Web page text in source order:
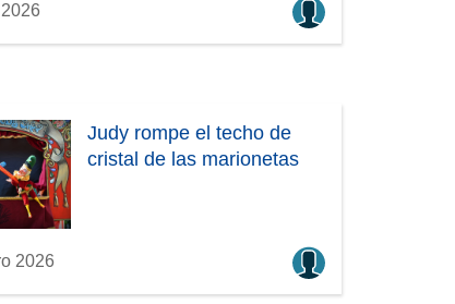
Judy rompe el techo de
cristal de las marionetas
2026